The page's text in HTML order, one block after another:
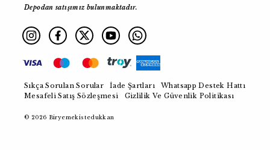
Depodan satışımız bulunmaktadır.
© 2026 Biryemekistedukkan
Sıkça Sorulan Sorular İade Şartları
Whatsapp Destek Hattı
Mesafeli Satış Sözleşmesi
Gizlilik Ve Güvenlik Politikası